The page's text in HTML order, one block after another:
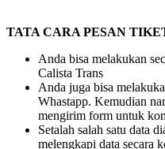
TATA CARA PESAN
Anda bisa melakukan
Calista Trans
Anda juga bisa
Whastapp. Kemudian
mengirim form untuk
Setalah salah satu data
melengkapi data secara